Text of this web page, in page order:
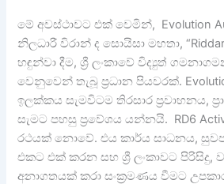
මේ අවස්ථාවට එක් වෙමින්, Evolution
නිලධාරී විරාන් ද සොයිසා මහතා,
හඳුන්වා දීම, ශ්‍රී ලංකාවේ විද්‍යුත්
වෙනුවෙන් තැබූ ප්‍රධාන පියවරක්.
ඉලක්කය සැමවිටම තිරසාර ප්‍රවාහනය,
සැමට පහසු ප්‍රවේශය යන්නයි. RD6
රථයක් නොවේ. එය කාර්ය සාධනය,
එකට එක් කරන සහ ශ්‍රී ලංකාවට පිරිසිදු,
අනාගතයක් කරා සංක්‍රමණය වීමට